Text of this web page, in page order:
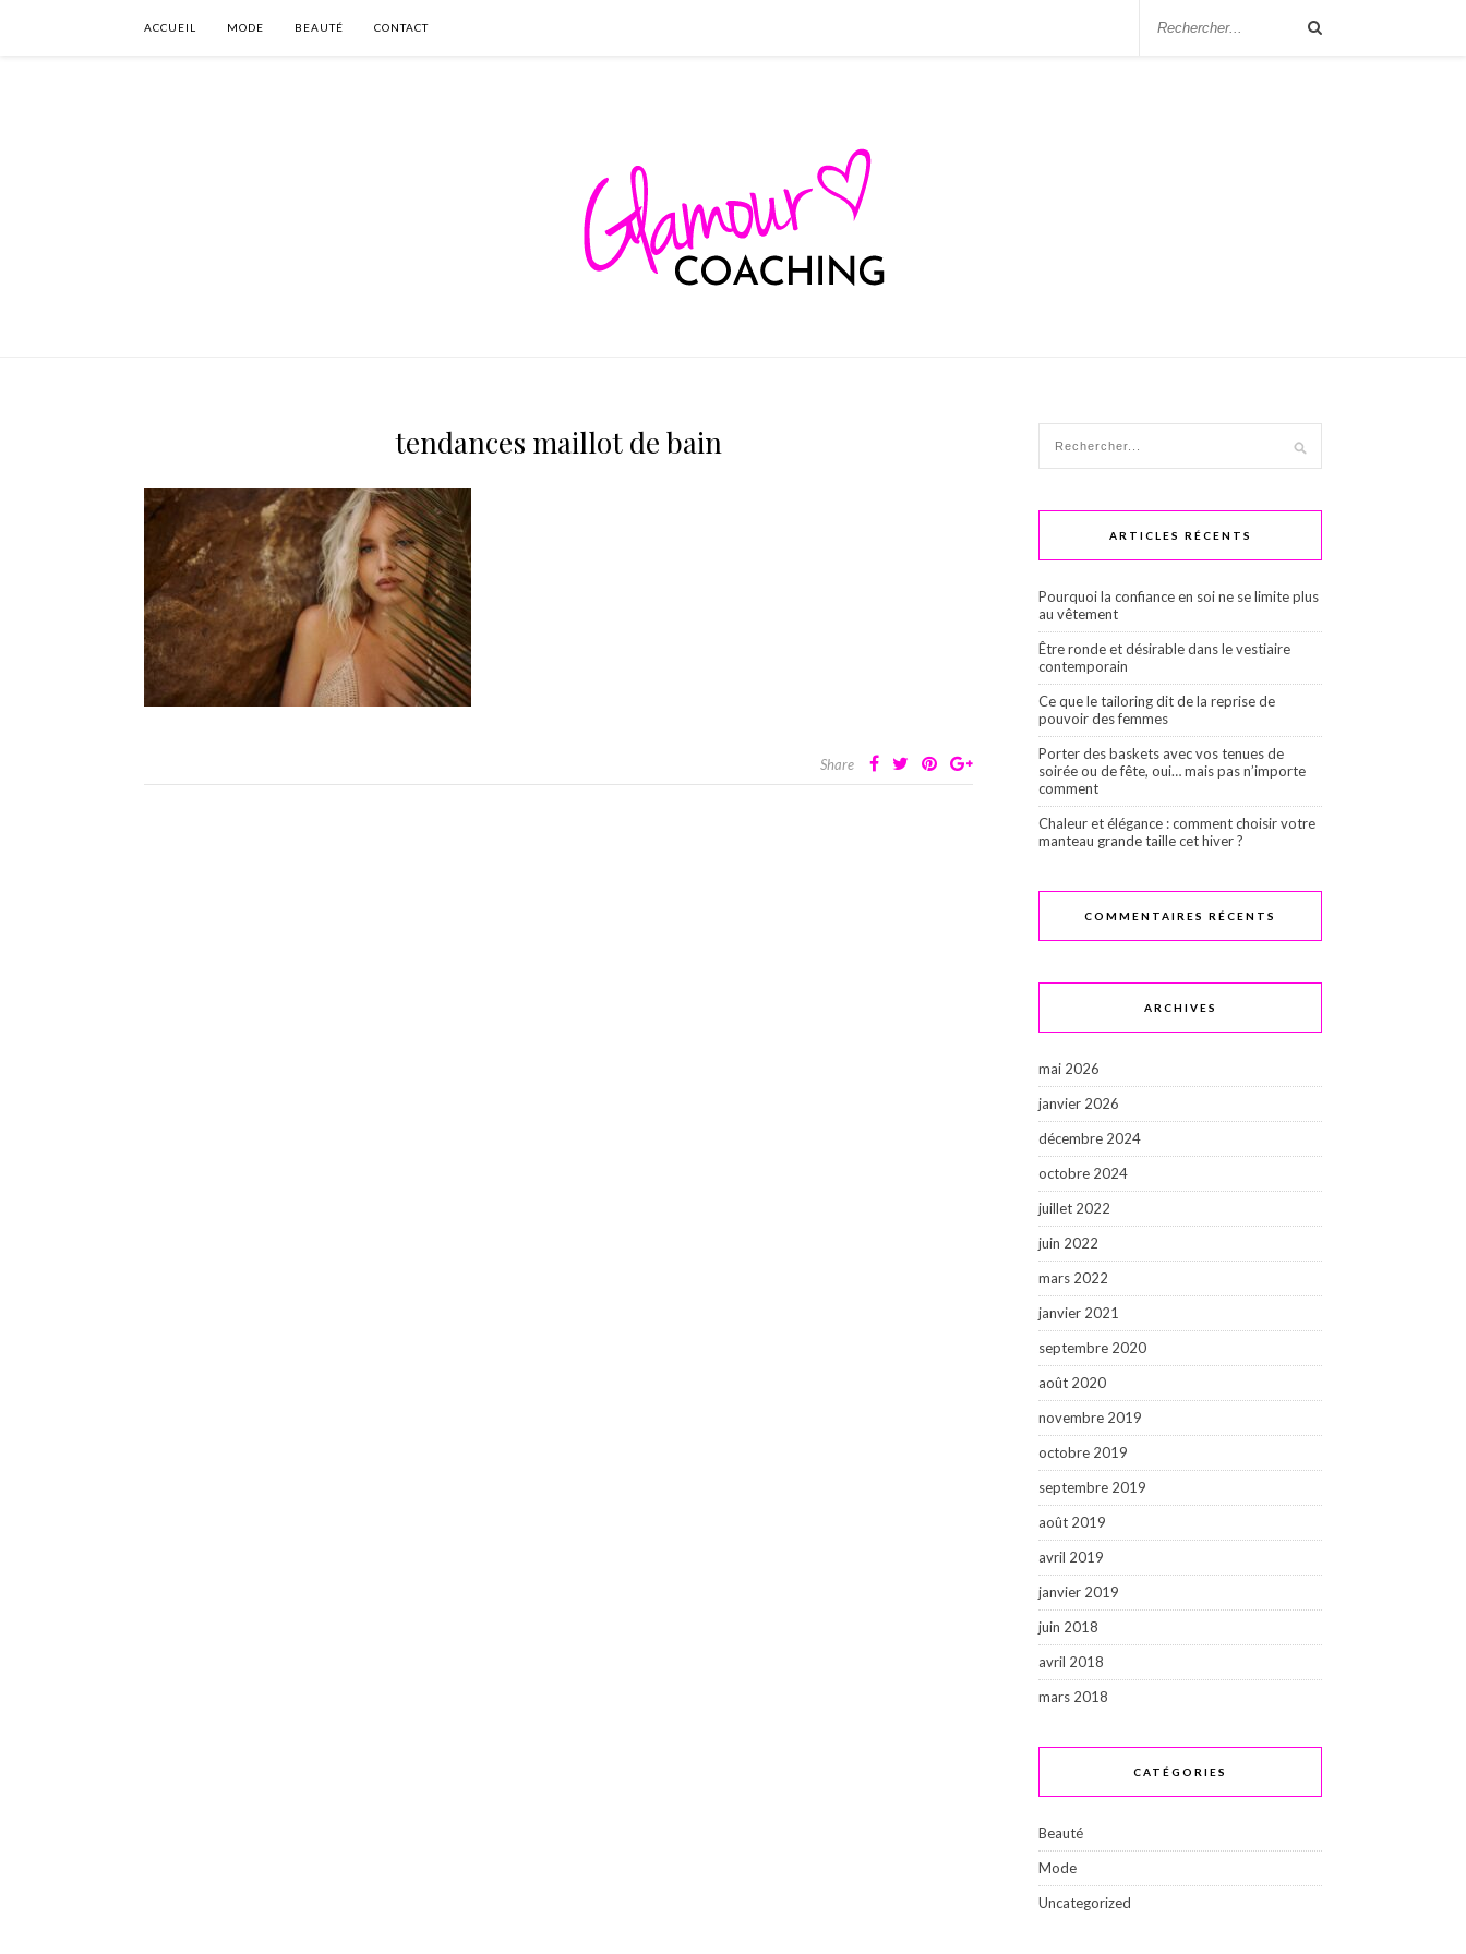
ACCUEIL MODE BEAUTÉ CONTACT
tendances maillot de bain
Share
ARTICLES RÉCENTS
Pourquoi la confiance en soi ne se limite plus
au vêtement
Être ronde et désirable dans le vestiaire
contemporain
Ce que le tailoring dit de la reprise de
pouvoir des femmes
Porter des baskets avec vos tenues de
soirée ou de fête, oui… mais pas n’importe
comment
Chaleur et élégance : comment choisir votre
manteau grande taille cet hiver ?
COMMENTAIRES RÉCENTS
ARCHIVES
mai 2026
janvier 2026
décembre 2024
octobre 2024
juillet 2022
juin 2022
mars 2022
janvier 2021
septembre 2020
août 2020
novembre 2019
octobre 2019
septembre 2019
août 2019
avril 2019
janvier 2019
juin 2018
avril 2018
mars 2018
CATÉGORIES
Beauté
Mode
Uncategorized